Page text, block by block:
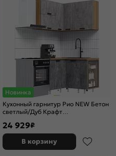
Новинка
Кухонный гарнитур Рио NEW Бетон
светлый/Дуб Крафт
24 929₽
В корзину